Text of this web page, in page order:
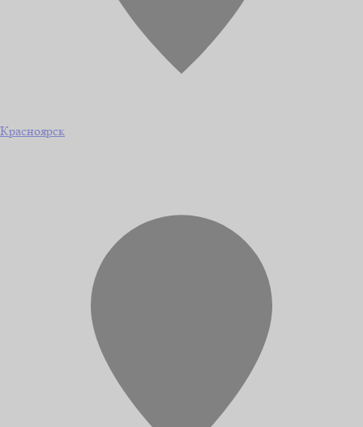
Красноярск